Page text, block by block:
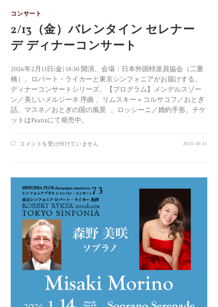
コンサート
2/13（金）バレンタイン セレナー
デ ディナーコンサート
2026年2月13日(金) 18:30 開演。会場：日本外国特派員協会（二重
橋）。ロバート・ライカーと東京シンフォニアがお届けする、
ディナーコンサートシリーズ。【プログラム】メンデルスゾー
ン／美しいメルジーネ 序曲 、リムスキー＝コルサコフ／おとぎ
話、マスネ／おとぎの国の風景 、ロッシーニ／婚約手形。チケ
ットはPeatixにて発売中。
コメントを受け付けていません 2025-10-31